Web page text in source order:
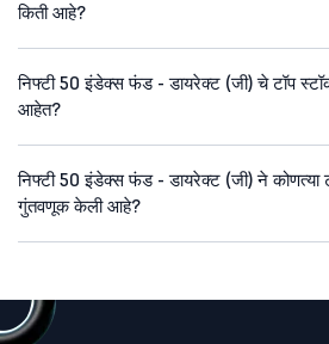
किती आहे?
निफ्टी 50 इंडेक्स फंड - डायरेक्ट (जी) चे टॉप
आहेत?
निफ्टी 50 इंडेक्स फंड - डायरेक्ट (जी) ने कोणत्या
गुंतवणूक केली आहे?